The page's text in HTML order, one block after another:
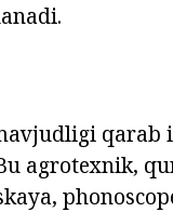
agrotexnik,